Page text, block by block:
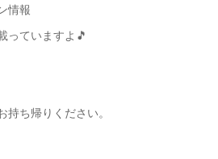
情報
っていますよ🎵
持ち帰りください。